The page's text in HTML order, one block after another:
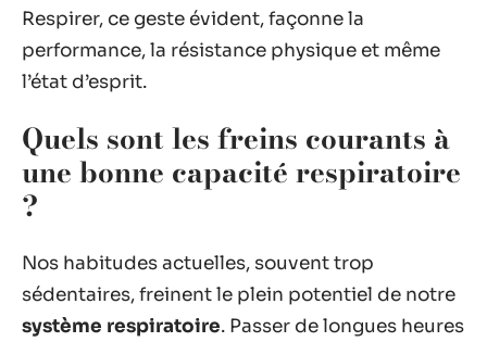
Respirer, ce geste évident, façonne la
performance, la résistance physique et même
l’état d’esprit.
Quels sont les freins courants à
une bonne capacité respiratoire
?
Nos habitudes actuelles, souvent trop
sédentaires, freinent le plein potentiel de notre
système respiratoire. Passer de longues heures